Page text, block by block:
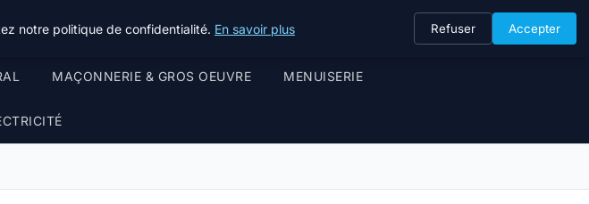
MAÇONNERIE & GROS OEUVRE MENUISERIE
notre politique de confidentialité. En savoir plus Refuser Accepter